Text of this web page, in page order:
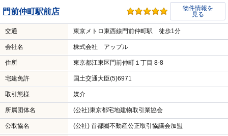
門前仲町駅前店
物件情報を
見る
交通 東京メトロ東西線門前仲町駅 徒歩1分
会社名 株式会社 アップル
住所 東京都江東区門前仲町１丁目 8-8
宅建免許 国土交通大臣(5)6971
取引態様 媒介
所属団体名 (公社)東京都宅地建物取引業協会
公取協名 (公社) 首都圏不動産公正取引協議会加盟